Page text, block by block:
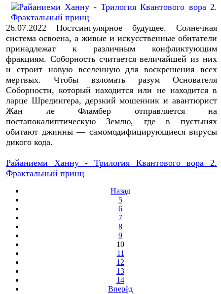
26.07.2022 Постсингулярное будущее. Солнечная
система освоена, а живые и искусственные обитатели
принадлежат к различным конфликтующим
фракциям. Соборность считается величайшей из них
и строит новую вселенную для воскрешения всех
мертвых. Чтобы взломать разум Основателя
Соборности, который находится или не находится в
ларце Шредингера, дерзкий мошенник и авантюрист
Жан ле Фламбер отправляется на
постапокалиптическую Землю, где в пустынях
обитают джинны — самомодифицирующиеся вирусы
дикого кода.
Райаниеми Ханну - Трилогия Квантового вора 2.
Фрактальный принц
Назад
5
6
7
8
9
10
11
12
13
14
Вперёд